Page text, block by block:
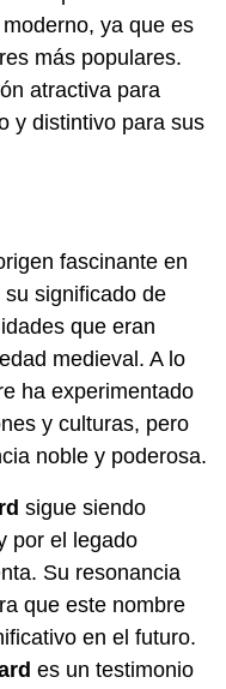
ya que es
más populares.
atractiva para
y distintivo para sus
fascinante en
significado de
que eran
medieval. A lo
ha experimentado
y culturas, pero
noble y poderosa.
sigue siendo
por el legado
Su resonancia
que este nombre
en el futuro.
es un testimonio